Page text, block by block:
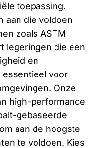
toepassing.
aan die voldoen
zoals ASTM
legeringen die een
en
essentieel voor
Onze
high-performance
gebaseerde
aan de hoogste
te voldoen. Kies